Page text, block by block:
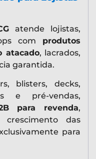
atende lojistas,
com produtos
atacado, lacrados,
garantida.
blisters, decks,
e pré-vendas,
para revenda,
das
para